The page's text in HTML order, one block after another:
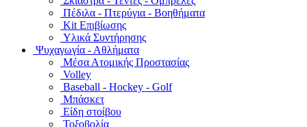
Πέδιλα - Πτερύγια - Βοηθήματα
Kit Επιβίωσης
Υλικά Συντήρησης
Ψυχαγωγία - Αθλήματα
Μέσα Ατομικής Προστασίας
Volley
Baseball - Hockey - Golf
Μπάσκετ
Είδη στοίβου
Τοξοβολία